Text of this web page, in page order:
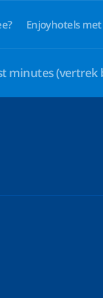
Enjoyhotels
minutes(vertrek